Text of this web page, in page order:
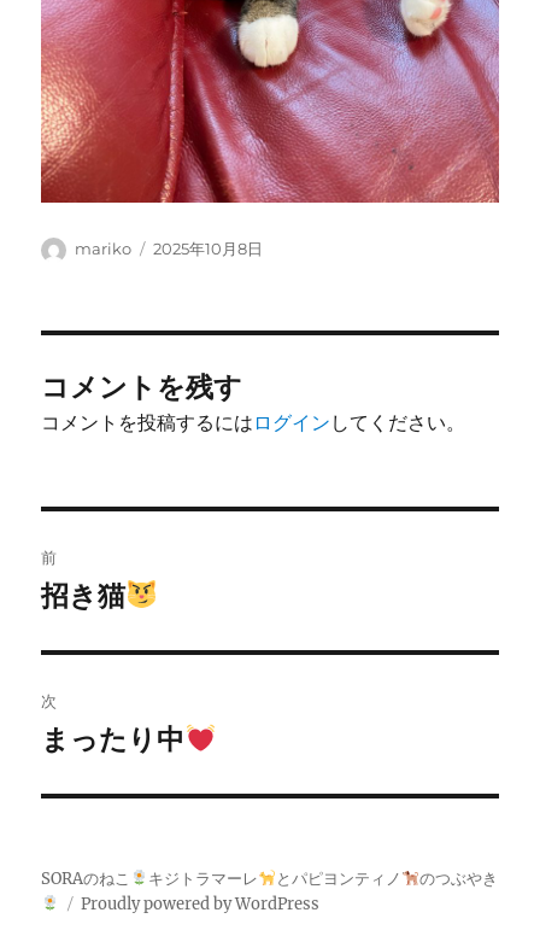
投
mariko
投
2025年10月8日
コメントを残す
コメントを投稿するには ログイン してください。
稿
ビ
ゲ
ー
ョ
前
前
投
稿:
招き猫
次
次
投
まったり中
SORAのねこ キジトラマーレ とパピヨンティノ
のつぶやき
Proudly powered by WordPress